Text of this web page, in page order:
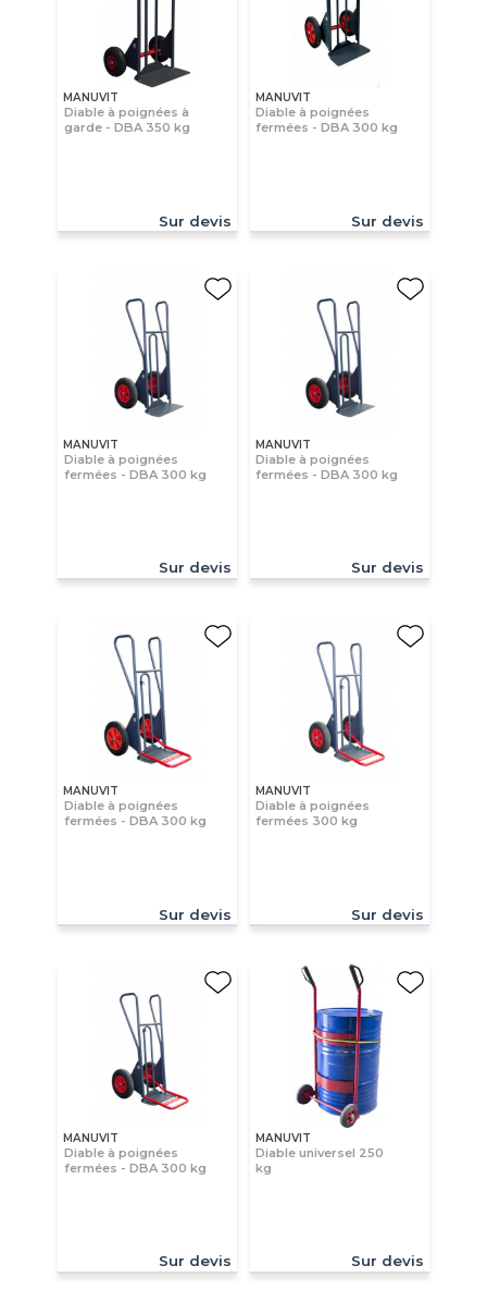
MANUVIT
Diable à poignées à
garde - DBA 350 kg
Sur devis
MANUVIT
Diable à poignées
fermées - DBA 300 kg
Sur devis
MANUVIT
Diable à poignées
fermées - DBA 300 kg
Sur devis
MANUVIT
Diable à poignées
fermées - DBA 300 kg
Sur devis
MANUVIT
Diable à poignées
fermées - DBA 300 kg
Sur devis
MANUVIT
Diable à poignées
fermées 300 kg
Sur devis
MANUVIT
Diable à poignées
fermées - DBA 300 kg
Sur devis
MANUVIT
Diable universel 250
kg
Sur devis